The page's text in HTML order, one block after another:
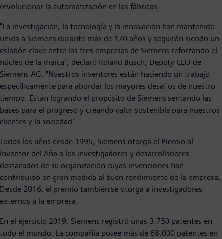
revolucionar la automatización en las fábricas.
"La investigación, la tecnología y la innovación han mantenido
unida a Siemens durante más de 170 años y seguirán siendo un
eslabón clave entre las tres empresas de Siemens reforzando el
núcleo de la marca", declaró Roland Busch, Deputy CEO de
Siemens AG. "Nuestros inventores están haciendo un trabajo
específicamente para abordar los mayores desafíos de nuestro
tiempo. Están logrando el propósito de Siemens sentando las
bases para el progreso y creando valor sostenible para nuestros
clientes y la sociedad".
Todos los años desde 1995, Siemens otorga el Premio al
Inventor del Año a los investigadores y desarrolladores
destacados de su organización cuyas invenciones han
contribuido en gran medida al buen rendimiento de la empresa.
Desde 2016, el premio también se otorga a investigadores
externos a la empresa.
En el ejercicio 2019, Siemens registró unas 3.750 patentes en
todo el mundo. La compañía posee más de 68.000 patentes en